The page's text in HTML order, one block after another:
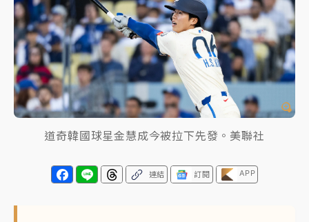
連根拔起
中颱白海豚進逼！台北喜來登圍籬傾倒砸傷人 民權西
路鷹架倒塌壓2車
白海豚逼近！北市水門只出不進 未移置車輛最高罰
4800＋拖吊費
白海豚逼近！新北高灘地停車場下午4時強制拖吊 中午
父親節玩樂園！六福村今明2天「爸爸免費」 遠雄海洋
道奇韓國球星金慧成今被拉下先發。美聯社
連結 訂閱 APP